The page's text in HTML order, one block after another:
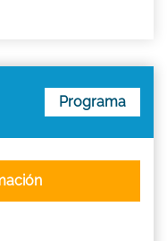
Programa